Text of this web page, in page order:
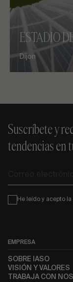
ESTADIO
Dijon
Suscríbete y
tendencias en
Condiciones
He leído y acepto la
EMPRESA
SOBRE IASO
VISIÓN Y VALORES
TRABAJA CON